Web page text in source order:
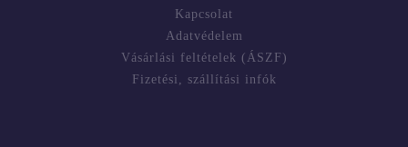
Kapcsolat
Adatvédelem
Vásárlási feltételek (ÁSZF)
Fizetési, szállítási infók